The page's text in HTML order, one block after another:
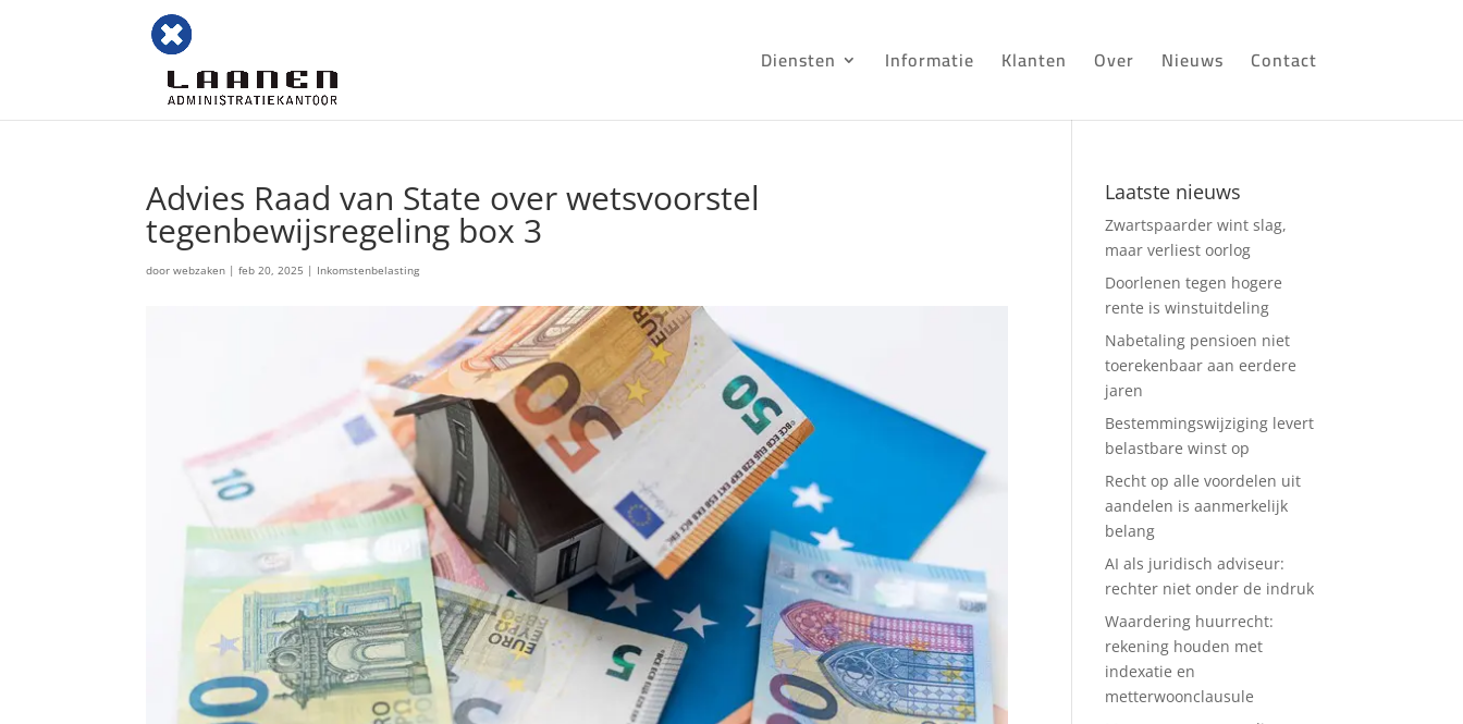
Diensten Informatie Klanten Over Nieuws Contact
Advies Raad van State over wetsvoorstel
tegenbewijsregeling box 3
doorwebzaken |feb 20, 2025 | Inkomstenbelasting
Laatste nieuws
Zwartspaarder wint slag,
maar verliest oorlog
Doorlenen tegen hogere
rente is winstuitdeling
Nabetaling pensioen niet
toerekenbaar aan eerdere
jaren
Bestemmingswijziging levert
belastbare winst op
Recht op alle voordelen uit
aandelen is aanmerkelijk
belang
AI als juridisch adviseur:
rechter niet onder de indruk
Waardering huurrecht:
rekening houden met
indexatie en
metterwoonclausule